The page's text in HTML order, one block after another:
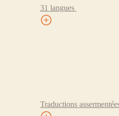
31 langues
Traductions